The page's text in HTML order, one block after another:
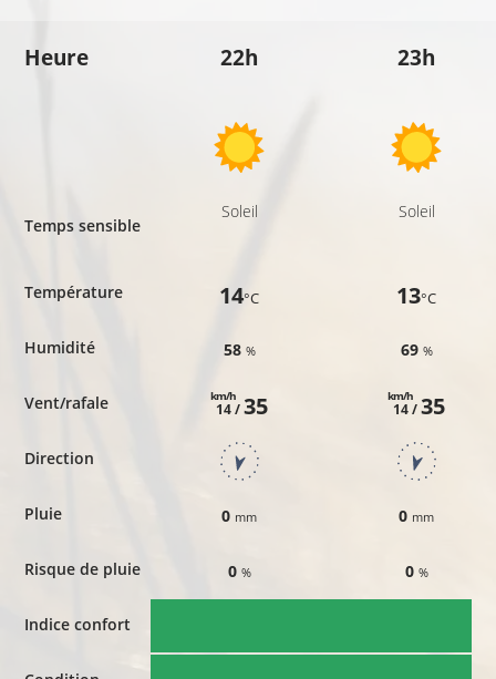
Heure
Temps sensible
Température
Humidité
Vent/rafale
Direction
Pluie
Risque de pluie
Indice confort
22h
Soleil
14°C
58 %
14 /
km/h 35
0 mm
0 %
23h
Soleil
13°C
69 %
14 /
km/h 35
0 mm
0 %